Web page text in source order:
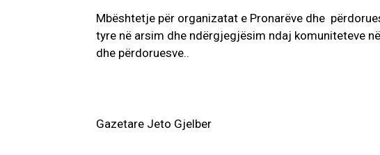
Mbështetje për organizatat e Pronarëve dhe
tyre në arsim dhe ndërgjegjësim ndaj komuniteteve
dhe përdoruesve..
Gazetare Jeto Gjelber